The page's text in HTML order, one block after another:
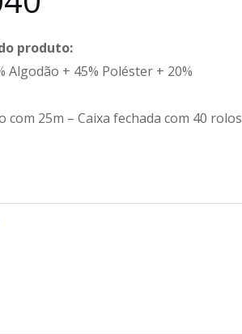
produto:
Algodão + 45% Poléster + 20%
com 25m – Caixa fechada com 40 rolos